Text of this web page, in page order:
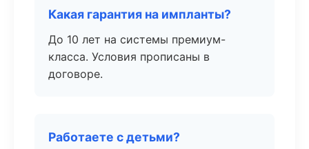
Какая гарантия на импланты?
До 10 лет на системы премиум-
класса. Условия прописаны в
договоре.
Работаете с детьми?